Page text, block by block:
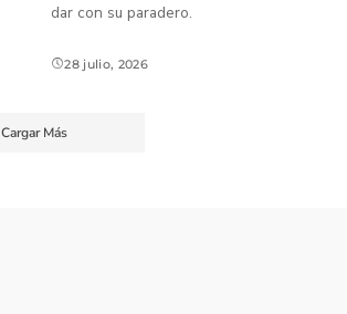
dar con su paradero.
28 julio, 2026
Cargar Más